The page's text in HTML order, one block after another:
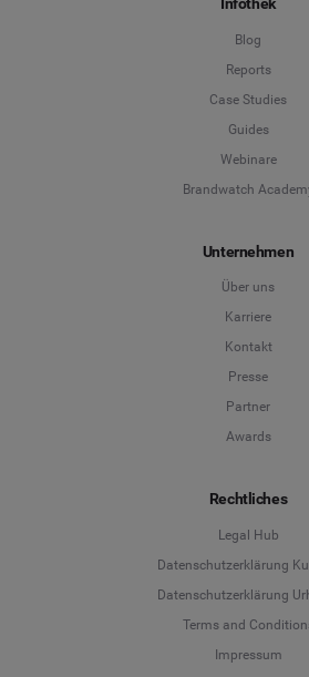
Infothek
Blog
Reports
Case Studies
Guides
Webinare
Brandwatch
Unternehmen
Über uns
Karriere
Kontakt
Presse
Partner
Awards
Rechtliches
Legal Hub
Datenschutzerklärung
Datenschutzerklärung
Terms and
Impressum